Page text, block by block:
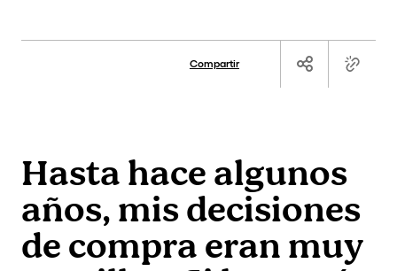
Compartir
Hasta hace algunos
años, mis decisiones
de compra eran muy